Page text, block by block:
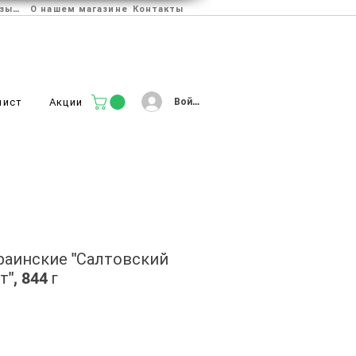
Отзывы О нашем магазине Контакты
Акции Войти
"Салтовский
844 г